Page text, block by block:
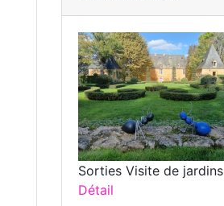
Sorties Visite de jardins
Détail